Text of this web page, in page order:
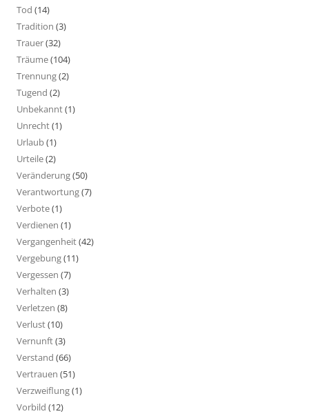
Tod (14)
Tradition (3)
Trauer(32)
Träume(104)
Trennung(2)
Tugend (2)
Unbekannt(1)
Unrecht(1)
Urlaub(1)
Urteile(2)
Veränderung(50)
Verantwortung(7)
Verbote(1)
Verdienen (1)
Vergangenheit(42)
Vergebung(11)
Vergessen (7)
Verhalten (3)
Verletzen (8)
Verlust(10)
Vernunft(3)
Verstand (66)
Vertrauen (51)
Verzweiflung(1)
Vorbild (12)